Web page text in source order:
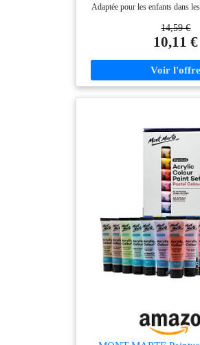
Adaptée pour les enfants dans
agréable à étaler et adhère sur le
bois, les pots en terre, le métal et
effet rafraichissant et joyeux à
Après séchage, les couleurs sont
pour les plus jeunes : grâce à sa
elle est facile à manipuler. Elle est
des professeurs des écoles, et des
lavable, elle ne tâchera pas les
➕Astuce, la Gouache Néfertari
peut être mélangée à 50% avec
obtenir une peinture plastifiée ou
Biogum pour créer une gouache
14,59 €
10,11 €